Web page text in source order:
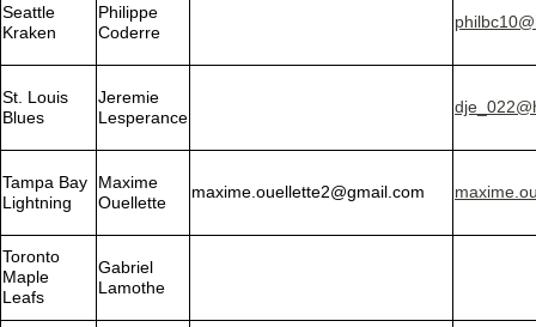
Seattle
Kraken
Philippe
Coderre
St. Louis
Blues
Jeremie
Lesperance
Tampa Bay
Lightning
Maxime
Ouellette
maxime.ouellette2@gmail.com
Toronto
Maple
Leafs
Gabriel
Lamothe